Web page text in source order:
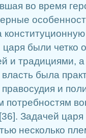
во время
были четко
и традициями,
была
и
потребностям
Задачей
несколько